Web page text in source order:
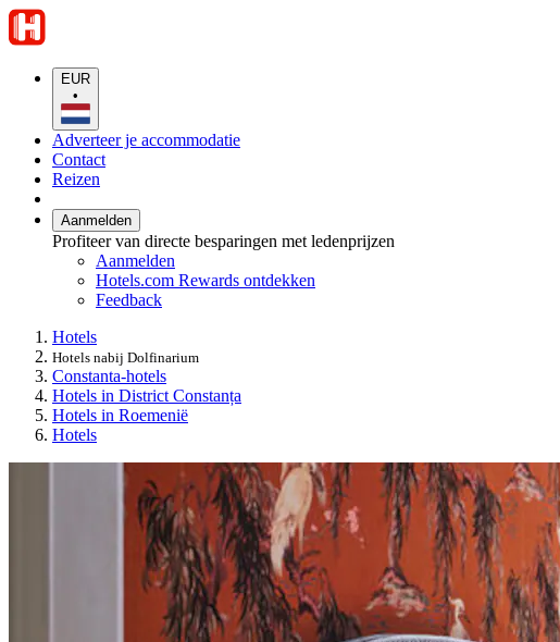
EUR
•
Adverteer je accommodatie
Contact
Reizen
Aanmelden
Profiteer van directe besparingen met ledenprijzen
Aanmelden
Hotels.com Rewards ontdekken
Feedback
Hotels
Hotels nabij Dolfinarium
Constanta-hotels
Hotels in District Constanța
Hotels in Roemenië
Hotels